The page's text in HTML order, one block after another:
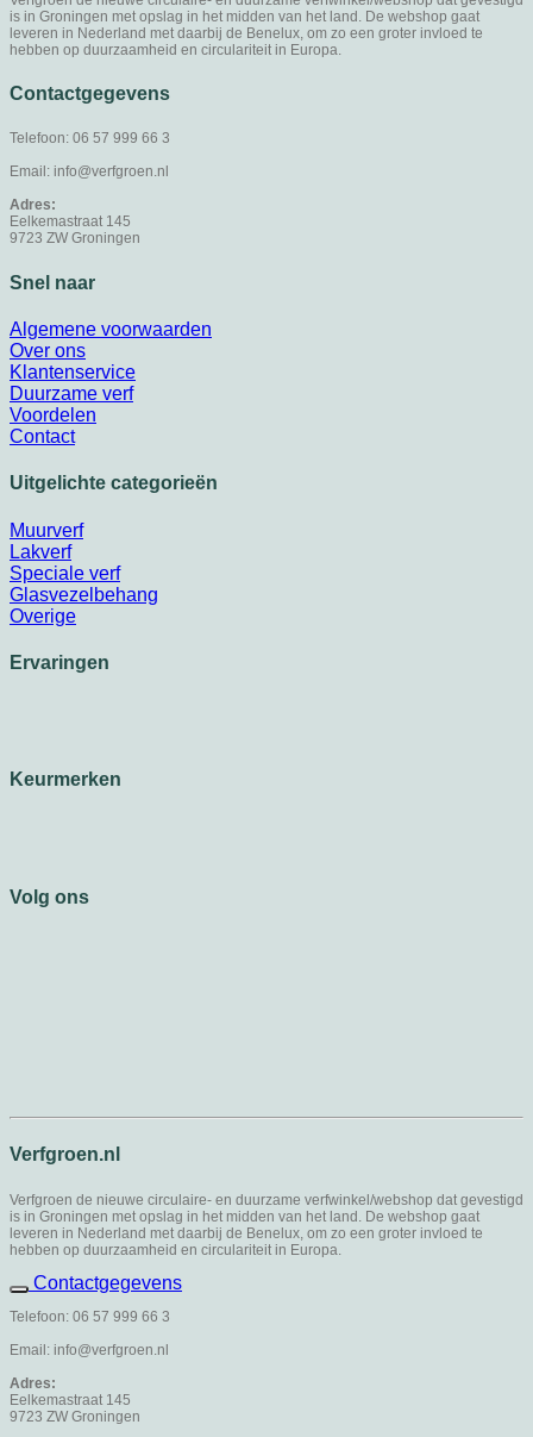
is in Groningen met opslag in het midden van het land. De webshop gaat
leveren in Nederland met daarbij de Benelux, om zo een groter invloed te
hebben op duurzaamheid en circulariteit in Europa.
Contactgegevens
Telefoon: 06 57 999 66 3
Email: info@verfgroen.nl
Adres:
Eelkemastraat 145
9723 ZW Groningen
Snel naar
Algemene voorwaarden
Over ons
Klantenservice
Duurzame verf
Voordelen
Contact
Uitgelichte categorieën
Muurverf
Lakverf
Speciale verf
Glasvezelbehang
Overige
Ervaringen
Keurmerken
Volg ons
Verfgroen.nl
Verfgroen de nieuwe circulaire- en duurzame verfwinkel/webshop dat gevestigd
is in Groningen met opslag in het midden van het land. De webshop gaat
leveren in Nederland met daarbij de Benelux, om zo een groter invloed te
hebben op duurzaamheid en circulariteit in Europa.
Contactgegevens
Telefoon: 06 57 999 66 3
Email: info@verfgroen.nl
Adres:
Eelkemastraat 145
9723 ZW Groningen